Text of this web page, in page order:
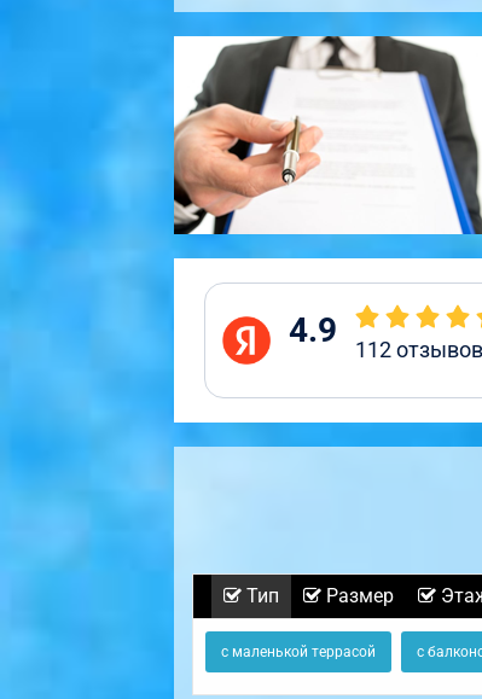
4.9 112отзывов
Тип Размер
с маленькой террасой с